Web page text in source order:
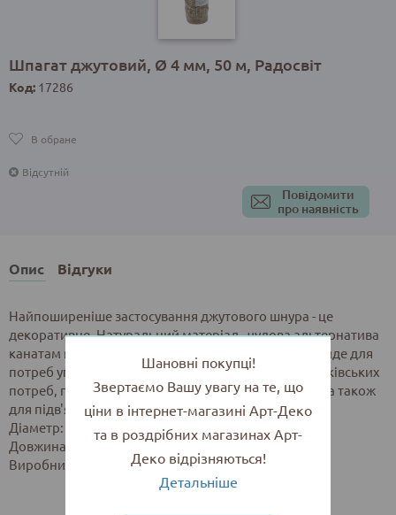
Шпагат джутовий, Ø 4 мм, 50 м, Радосвіт
Код: 17286
В обране
Відсутній
Повідомити
про наявність
Опис Відгуки
Найпоширеніше застосування джутового шнура - це
декоративне. Натуральний матеріал - чудова альтернатива
канатам невеликих діаметрів. Шнур джутовий підійде для
потреб упакування, декорування, оздоблення, банківських
потреб, пломбування, створення ляльок-мотанок, а також
для підв'язування рослин.
Діаметр: 4 мм.
Довжина: 50 м.
Виробник: Радосвіт, Україна
Шановні покупці!
Звертаємо Вашу увагу на те, що
ціни в інтернет-магазині Арт-Деко
та в роздрібних магазинах Арт-
Деко відрізняються!
Детальніше